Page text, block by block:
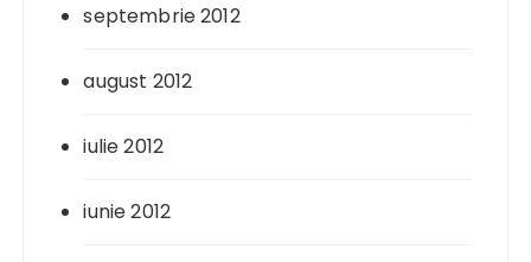
septembrie 2012
august 2012
iulie 2012
iunie 2012